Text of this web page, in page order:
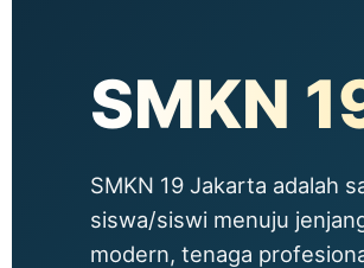
SMKN
SMKN 19 Jakarta adalah
siswa/siswi menuju
modern, tenaga